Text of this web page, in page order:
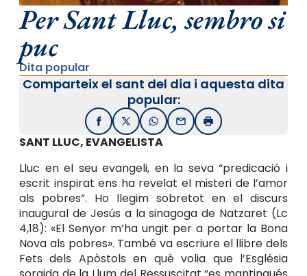
Per Sant Lluc, sembro si
puc
Dita popular
Comparteix el sant del dia i aquesta dita
popular:
FacebookX / TwitterWhatsApp
EmailImprimir
SANT LLUC, EVANGELISTA
Lluc en el seu evangeli, en la seva “predicació i
escrit inspirat ens ha revelat el misteri de l’amor
als pobres”. Ho llegim sobretot en el discurs
inaugural de Jesús a la sinagoga de Natzaret (Lc
4,18): «El Senyor m’ha ungit per a portar la Bona
Nova als pobres». També va escriure el llibre dels
Fets dels Apòstols en què volia que l’Església